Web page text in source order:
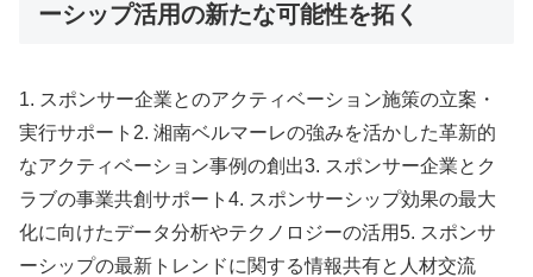
ーシップ活用の新たな可能性を拓く
1. スポンサー企業とのアクティベーション施策の立案・
実行サポート2. 湘南ベルマーレの強みを活かした革新的
なアクティベーション事例の創出3. スポンサー企業とク
ラブの事業共創サポート4. スポンサーシップ効果の最大
化に向けたデータ分析やテクノロジーの活用5. スポンサ
ーシップの最新トレンドに関する情報共有と人材交流